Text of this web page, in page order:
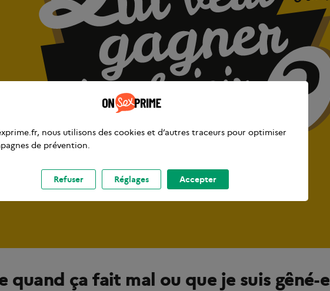
quand ça fait mal ou que je suis gêné-e
nous utilisons des cookies et d’autres traceurs pour optimiser
de prévention.
Refuser Réglages Accepter